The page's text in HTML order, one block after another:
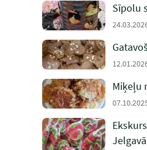
Sīpolu
Miķeļu
Jelgavā